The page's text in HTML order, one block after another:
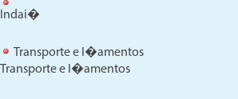
Indai�
Transporte e I�amentos
Transporte e I�amentos